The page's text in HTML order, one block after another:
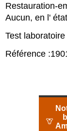
Restauration-
Aucun, en l'
Test
Référence
🦒